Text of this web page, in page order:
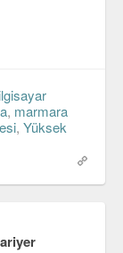
, marmara
, Yüksek